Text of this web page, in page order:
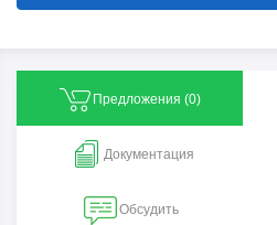
Предложения (0)
Документация
Обсудить